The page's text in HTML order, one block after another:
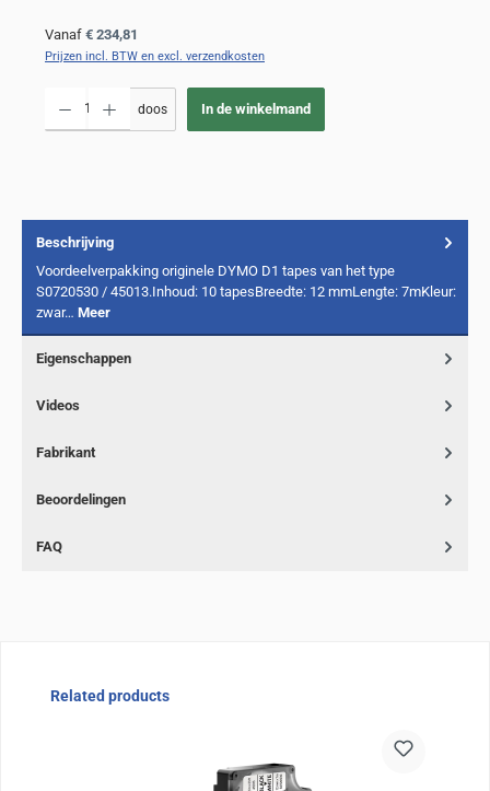
Normale prijs:
Vanaf € 234,81
Prijzen incl. BTW en excl. verzendkosten
doos In de winkelmand
Beschrijving
Voordeelverpakking originele DYMO D1 tapes van het type
S0720530 / 45013.Inhoud: 10 tapesBreedte: 12 mmLengte: 7mKleur:
zwar… Meer
Eigenschappen
Videos
Fabrikant
Beoordelingen
FAQ
Sla de afbeeldingengalerij over
Related products